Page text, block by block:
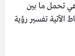
تحمل ما بين
تفسير رؤية